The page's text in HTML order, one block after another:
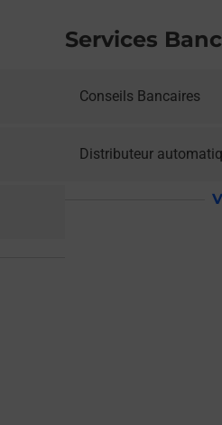
Services
Conseils Bancaires
Distributeur